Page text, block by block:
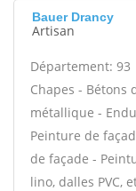
Bauer Drancy
Artisan
Département: 93
Chapes - Bétons
métallique -
Peinture de
de façade -
lino, dalles PVC,